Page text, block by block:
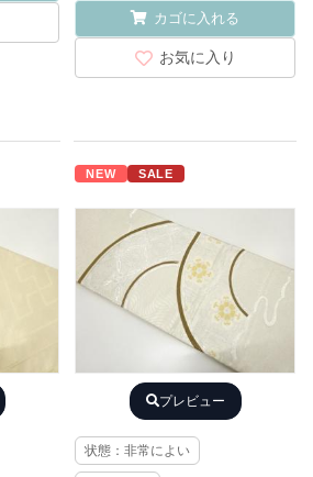
カゴに入れる
お気に入り
NEW SALE
プレビュー
状態：非常によい